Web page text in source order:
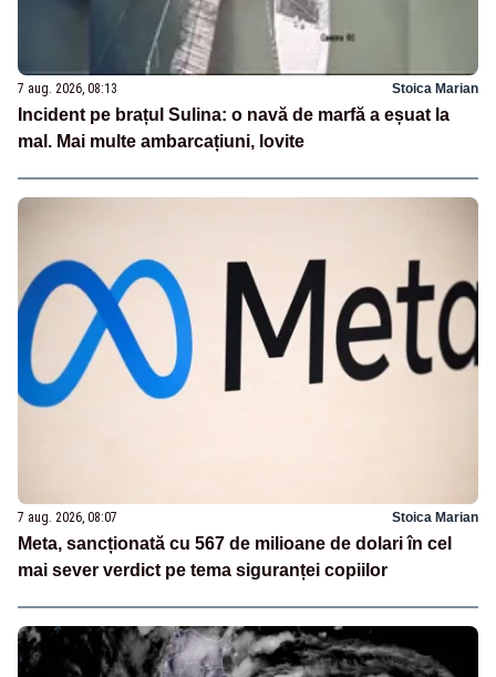
7 aug. 2026, 08:13 Stoica Marian
Incident pe brațul Sulina: o navă de marfă a eșuat la
mal. Mai multe ambarcațiuni, lovite
7 aug. 2026, 08:07 Stoica Marian
Meta, sancționată cu 567 de milioane de dolari în cel
mai sever verdict pe tema siguranței copiilor